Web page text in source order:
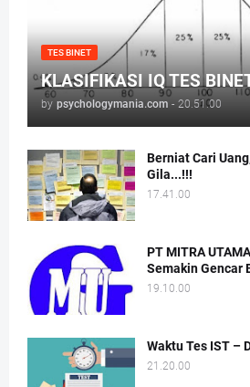
TES BINET
KLASIFIKASI IQ TES
by psychologymania.com - 20.51.00
Berniat Cari
Gila...!!!
17.41.00
PT MITRA
Semakin Gencar
19.10.00
Waktu Tes IST –
21.20.00